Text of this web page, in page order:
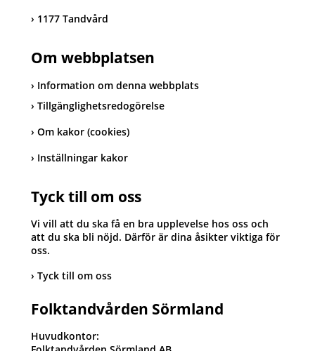
1177 Tandvård
Om webbplatsen
Information om denna webbplats
Tillgänglighetsredogörelse
Om kakor (cookies)
Inställningar kakor
Tyck till om oss
Vi vill att du ska få en bra upplevelse hos oss och
att du ska bli nöjd. Därför är dina åsikter viktiga för
oss.
Tyck till om oss
Folktandvården Sörmland
Huvudkontor: